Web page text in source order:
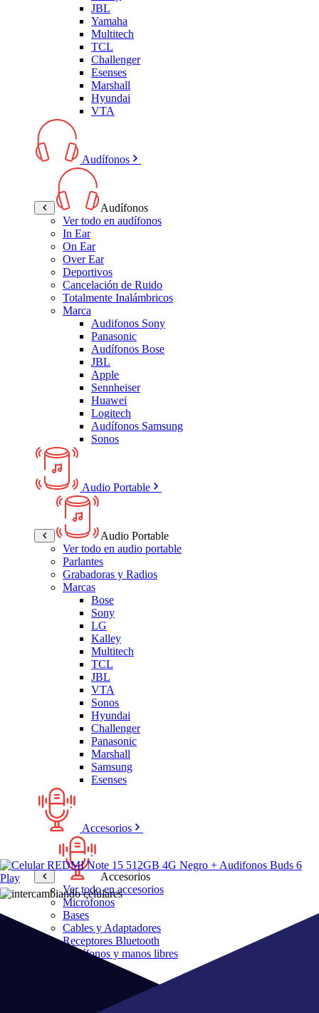
JBL
Yamaha
Multitech
TCL
Challenger
Esenses
Marshall
Hyundai
VTA
Audífonos
Audífonos
Ver todo en audífonos
In Ear
On Ear
Over Ear
Deportivos
Cancelación de Ruido
Totalmente Inalámbricos
Marca
Audifonos Sony
Panasonic
Audífonos Bose
JBL
Apple
Sennheiser
Huawei
Logitech
Audífonos Samsung
Sonos
Audio Portable
Audio Portable
Ver todo en audio portable
Parlantes
Grabadoras y Radios
Marcas
Bose
Sony
LG
Kalley
Multitech
TCL
JBL
VTA
Sonos
Hyundai
Challenger
Panasonic
Marshall
Samsung
Esenses
Accesorios
Accesorios
Ver todo en accesorios
Micrófonos
Bases
Cables y Adaptadores
Receptores Bluetooth
Audífonos y manos libres